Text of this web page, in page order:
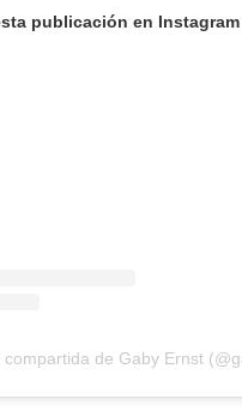
publicación en Instagram
compartida de Gaby Ernst